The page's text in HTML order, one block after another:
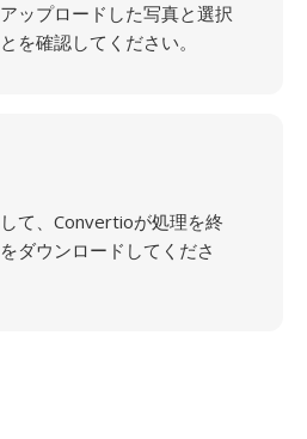
ップロードした写真と選択
を確認してください。
て、Convertioが処理を終
ダウンロードしてくださ